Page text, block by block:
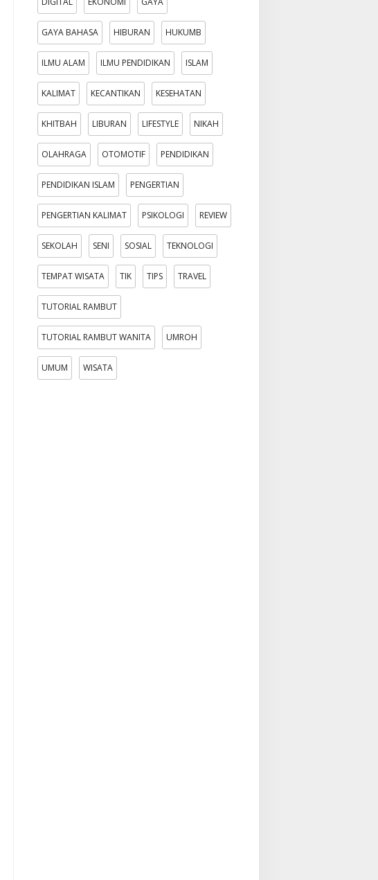
GAYA BAHASA HIBURAN HUKUMB
ILMU ALAM ILMU PENDIDIKAN ISLAM
KALIMAT KECANTIKAN KESEHATAN
KHITBAH LIBURAN LIFESTYLE NIKAH
OLAHRAGA OTOMOTIF PENDIDIKAN
PENDIDIKAN ISLAM PENGERTIAN
PENGERTIAN KALIMAT PSIKOLOGI REVIEW
SEKOLAH SENI SOSIAL TEKNOLOGI
TEMPAT WISATA TIK TIPS TRAVEL
TUTORIAL RAMBUT
TUTORIAL RAMBUT WANITA UMROH
UMUM WISATA